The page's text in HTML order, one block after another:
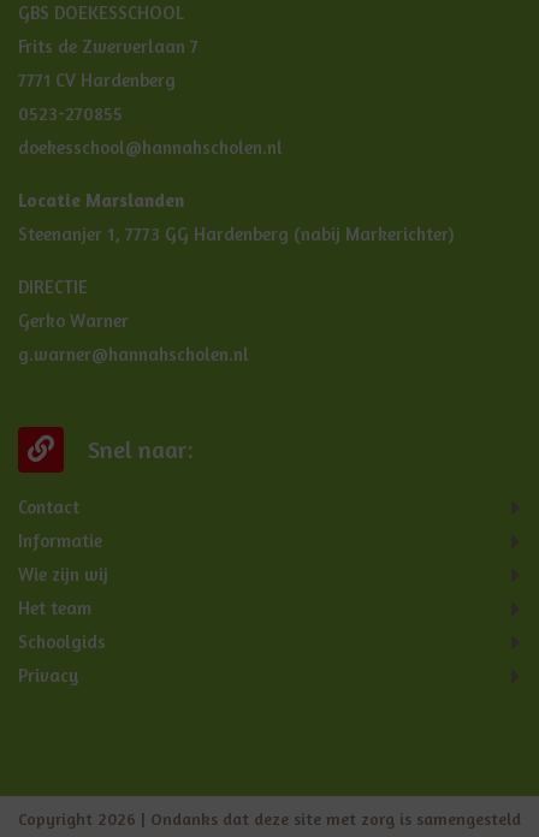
GBS DOEKESSCHOOL
Frits de Zwerverlaan 7
7771 CV Hardenberg
0523-270855
doekesschool@hannahscholen.nl
Locatie Marslanden
Steenanjer 1, 7773 GG Hardenberg (nabij Markerichter)
DIRECTIE
Gerko Warner
g.warner@hannahscholen.nl
Snel naar:
Contact
Informatie
Wie zijn wij
Het team
Schoolgids
Privacy
Copyright 2026 | Ondanks dat deze site met zorg is samengesteld